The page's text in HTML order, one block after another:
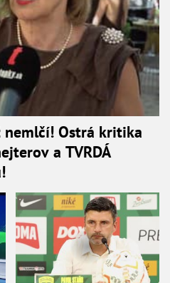
nemlčí! Ostrá kritika
a TVRDÁ